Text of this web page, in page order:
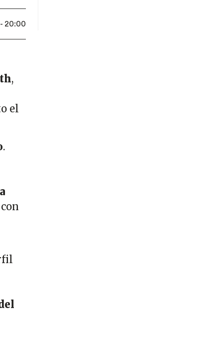
20:00
,
el
.